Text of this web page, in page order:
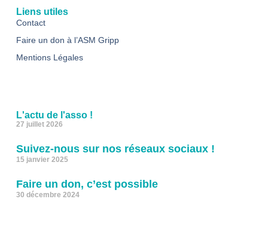
Liens utiles
Contact
Faire un don à l’ASM Gripp
Mentions Légales
L'actu de l'asso !
27 juillet 2026
Suivez-nous sur nos réseaux sociaux !
15 janvier 2025
Faire un don, c’est possible
30 décembre 2024